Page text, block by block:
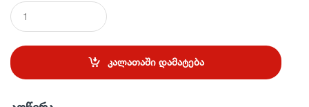
Q
u
t
i
კალათაში დამატება